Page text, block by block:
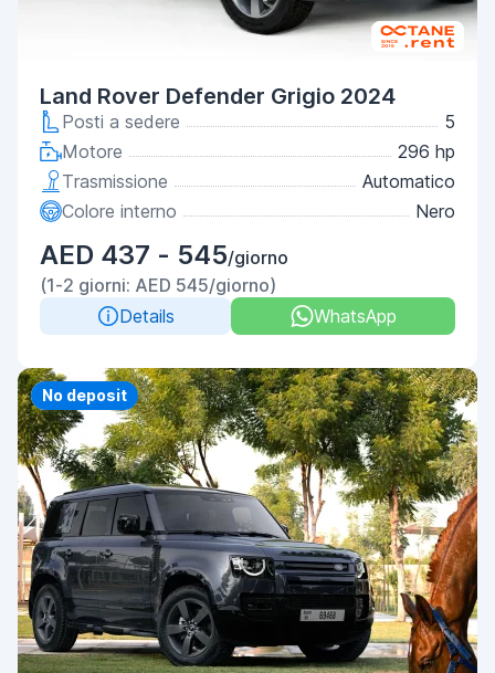
Land Rover Defender Grigio 2024
Posti a sedere
5
Motore
296 hp
Trasmissione
Automatico
Colore interno
Nero
AED 437 - 545/giorno
(1-2 giorni: AED 545/giorno)
Details
WhatsApp
Priority
No deposit